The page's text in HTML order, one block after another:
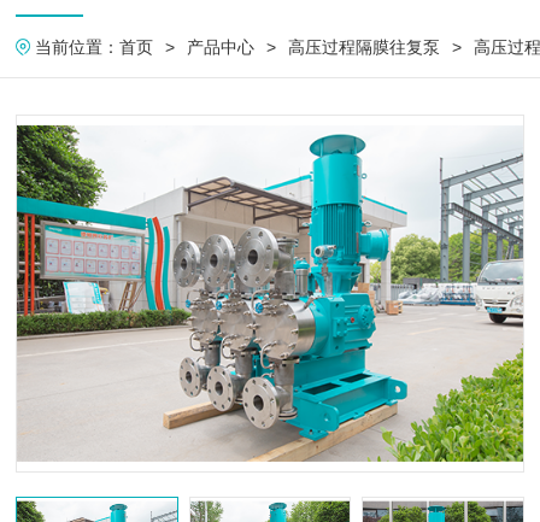
当前位置：首页 > 产品中心 > 高压过程隔膜往复泵 > 高压过